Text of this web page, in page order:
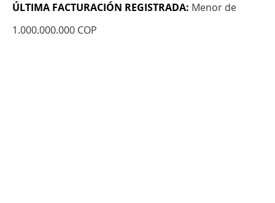
ÚLTIMA FACTURACIÓN REGISTRADA: Menor de
1.000.000.000 COP